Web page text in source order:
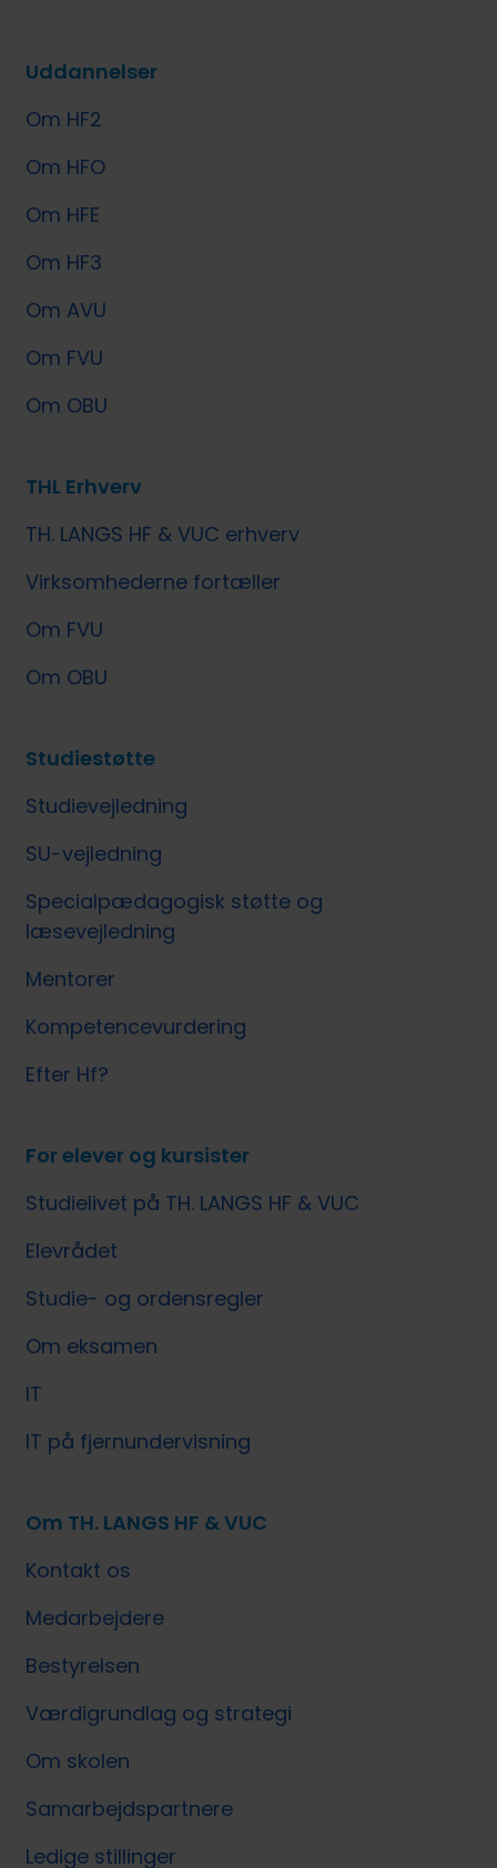
Uddannelser
Om HF2
Om HFO
Om HFE
Om HF3
Om AVU
Om FVU
Om OBU
THL Erhverv
TH. LANGS HF & VUC erhverv
Virksomhederne fortæller
Om FVU
Om OBU
Studiestøtte
Studievejledning
SU-vejledning
Specialpædagogisk støtte og
læsevejledning
Mentorer
Kompetencevurdering
Efter Hf?
For elever og kursister
Studielivet på TH. LANGS HF & VUC
Elevrådet
Studie- og ordensregler
Om eksamen
IT
IT på fjernundervisning
Om TH. LANGS HF & VUC
Kontakt os
Medarbejdere
Bestyrelsen
Værdigrundlag og strategi
Om skolen
Samarbejdspartnere
Ledige stillinger